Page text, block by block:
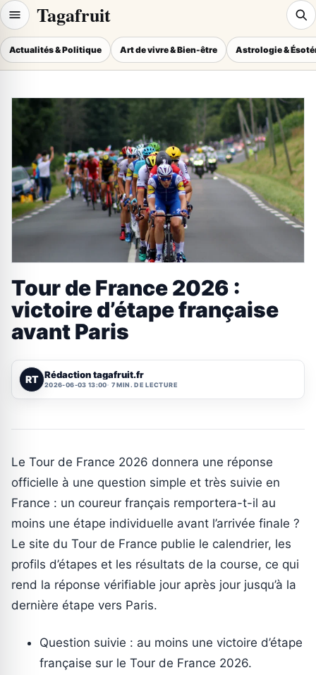
Tagafruit
Actualités & Politique Art de vivre & Bien-être Astrologie &
Tour de France 2026 :
victoire d’étape française
avant Paris
RT Rédaction tagafruit.fr
2026-06-03 13:00 7 MIN. DE LECTURE
Le Tour de France 2026 donnera une réponse
officielle à une question simple et très suivie en
France : un coureur français remportera-t-il au
moins une étape individuelle avant l’arrivée finale ?
Le site du Tour de France publie le calendrier, les
profils d’étapes et les résultats de la course, ce qui
rend la réponse vérifiable jour après jour jusqu’à la
dernière étape vers Paris.
Question suivie : au moins une victoire d’étape
française sur le Tour de France 2026.